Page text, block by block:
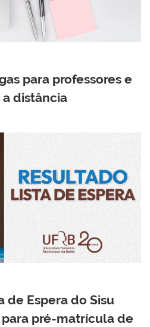
para professores e
distância
de Espera do Sisu
para pré-matrícula de